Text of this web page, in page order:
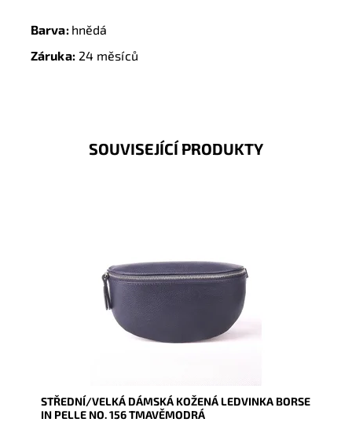
Barva: hnědá
Záruka:24 měsíců
SOUVISEJÍCÍ PRODUKTY
Skladem
17095
Borse in pelle
2 roky
STŘEDNÍ/VELKÁ DÁMSKÁ KOŽENÁ LEDVINKA BORSE
IN PELLE NO. 156 TMAVĚMODRÁ